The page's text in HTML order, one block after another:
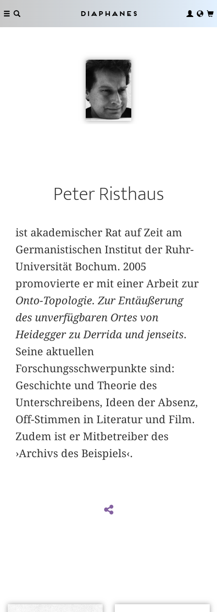
Diaphanes
Peter Risthaus
ist akademischer Rat auf Zeit am
Germanistischen Institut der Ruhr-
Universität Bochum. 2005
promovierte er mit einer Arbeit zur
Onto-Topologie. Zur Entäußerung
des unverfügbaren Ortes von
Heidegger zu Derrida und jenseits.
Seine aktuellen
Forschungsschwerpunkte sind:
Geschichte und Theorie des
Unterschreibens, Ideen der Absenz,
Off-Stimmen in Literatur und Film.
Zudem ist er Mitbetreiber des
›Archivs des Beispiels‹.